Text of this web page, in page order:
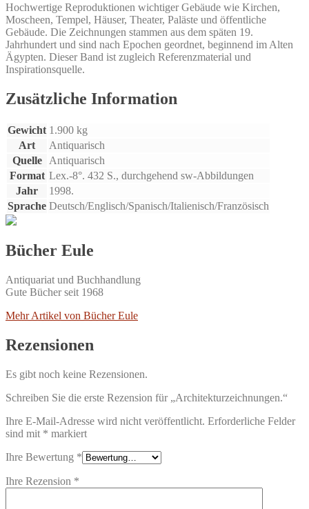
Hochwertige Reproduktionen wichtiger Gebäude wie Kirchen,
Moscheen, Tempel, Häuser, Theater, Paläste und öffentliche
Gebäude. Die Zeichnungen stammen aus dem späten 19.
Jahrhundert und sind nach Epochen geordnet, beginnend im Alten
Ägypten. Dieser Band ist zugleich Referenzmaterial und
Inspirationsquelle.
Zusätzliche Information
Gewicht 1.900 kg
Art
Antiquarisch
Quelle
Antiquarisch
Format Lex.-8°. 432 S., durchgehend sw-Abbildungen
Jahr
1998.
Sprache Deutsch/Englisch/Spanisch/Italienisch/Französisch
Bücher Eule
Antiquariat und Buchhandlung
Gute Bücher seit 1968
Mehr Artikel von Bücher Eule
Rezensionen
Es gibt noch keine Rezensionen.
Schreiben Sie die erste Rezension für „Architekturzeichnungen.“
Ihre E-Mail-Adresse wird nicht veröffentlicht. Erforderliche Felder
sind mit * markiert
Ihre Bewertung *
Ihre Rezension *